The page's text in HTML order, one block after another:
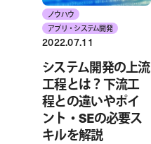
ノウハウ
アプリ・システム開発
2022.07.11
システム開発の上流
工程とは？下流工
程との違いやポイ
ント・SEの必要ス
キルを解説